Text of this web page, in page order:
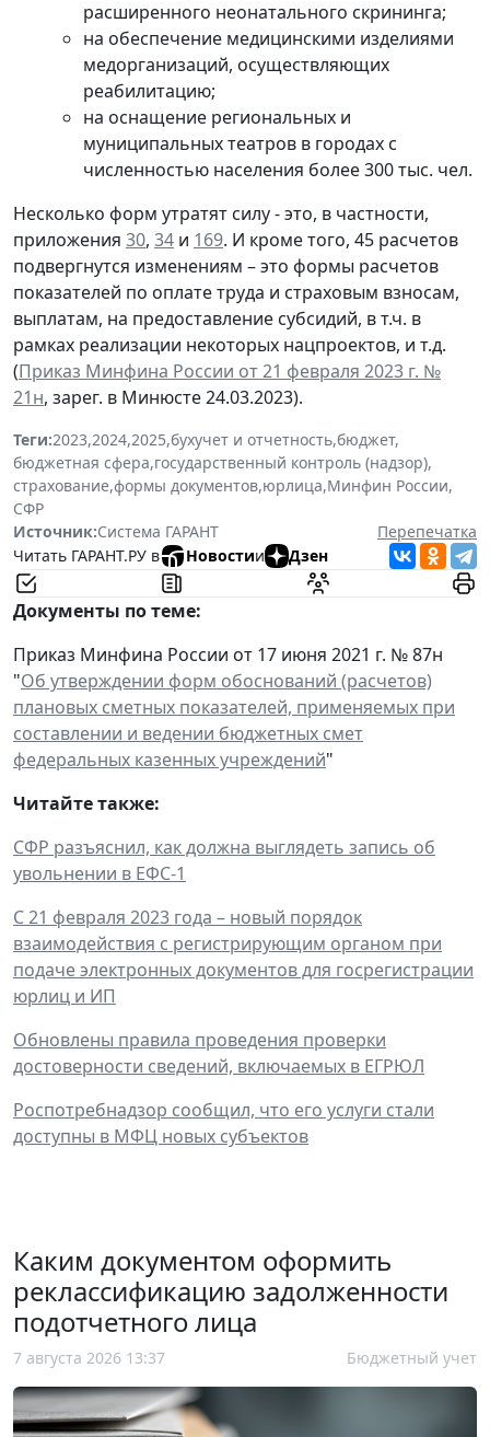
расширенного неонатального скрининга;
на обеспечение медицинскими изделиями
медорганизаций, осуществляющих
реабилитацию;
на оснащение региональных и
муниципальных театров в городах с
численностью населения более 300 тыс. чел.
Несколько форм утратят силу - это, в частности,
приложения 30, 34 и 169. И кроме того, 45 расчетов
подвергнутся изменениям – это формы расчетов
показателей по оплате труда и страховым взносам,
выплатам, на предоставление субсидий, в т.ч. в
рамках реализации некоторых нацпроектов, и т.д.
(Приказ Минфина России от 21 февраля 2023 г. №
21н, зарег. в Минюсте 24.03.2023).
Теги:2023,2024,2025,бухучет и отчетность,бюджет,
бюджетная сфера,государственный контроль (надзор),
страхование,формы документов,юрлица,Минфин России,
СФР
Источник:Система ГАРАНТ
Перепечатка
Читать ГАРАНТ.РУ в
Новостии Дзен
Документы по теме:
Приказ Минфина России от 17 июня 2021 г. № 87н
"Об утверждении форм обоснований (расчетов)
плановых сметных показателей, применяемых при
составлении и ведении бюджетных смет
федеральных казенных учреждений"
Читайте также:
СФР разъяснил, как должна выглядеть запись об
увольнении в ЕФС-1
С 21 февраля 2023 года – новый порядок
взаимодействия с регистрирующим органом при
подаче электронных документов для госрегистрации
юрлиц и ИП
Обновлены правила проведения проверки
достоверности сведений, включаемых в ЕГРЮЛ
Роспотребнадзор сообщил, что его услуги стали
доступны в МФЦ новых субъектов
Каким документом оформить
реклассификацию задолженности
подотчетного лица
7 августа 2026 13:37 Бюджетный учет